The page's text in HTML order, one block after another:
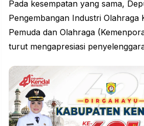
Pada kesempatan yang sama,
Pengembangan Industri Olahraga
Pemuda dan Olahraga
turut mengapresiasi